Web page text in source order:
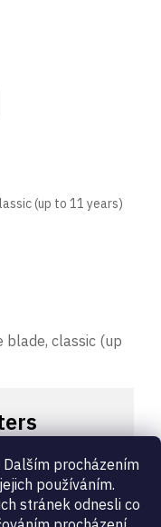
procházením
používáním.
stránek odnesli co
(up to 11 years)
classic (up